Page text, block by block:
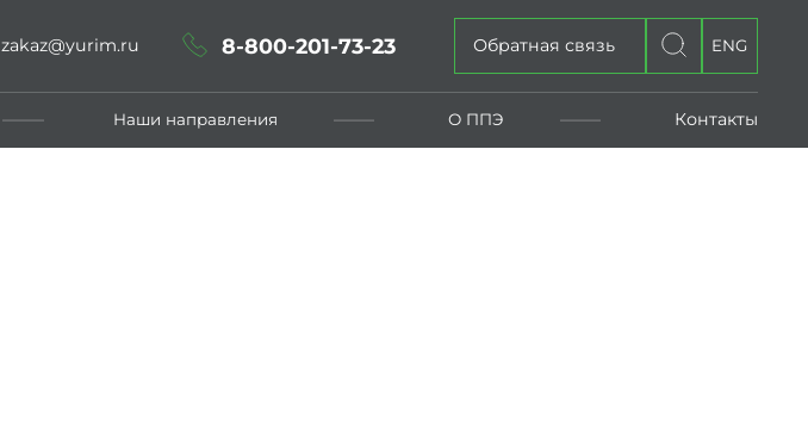
zakaz@yurim.ru 8-800-201-73-23 Обратная связь ENG
Наши направления О ППЭ Контакты